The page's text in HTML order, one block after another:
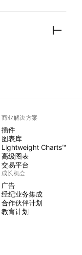
商业解决方案
插件
图表库
Lightweight Charts™
高级图表
交易平台
成长机会
广告
经纪业务集成
合作伙伴计划
教育计划